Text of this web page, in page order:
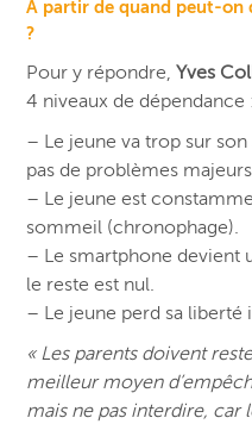
À partir de quand peut-on
?
Pour y répondre,Yves
4 niveaux de dépendance :
– Le jeune va trop sur
pas de problèmes
– Le jeune est
sommeil (chronophage).
– Le smartphone devient
le reste est nul.
– Le jeune perd sa liberté
« Les parents doivent
meilleur moyen
mais ne pas interdire, car